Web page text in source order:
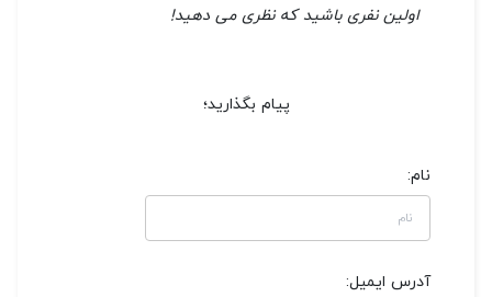
اولین نفری باشید که نظری می دهید!
پیام بگذارید؛
نام:
آدرس ایمیل: